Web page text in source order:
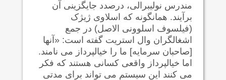
مندرس نولیبرالی، درصدد جایگزینی آن
برآیند. همانگونه که اسلاوی ژیژک
(فیلسوف اسلوونی الاصل) در جمع
اشغالگران وال استریت گفته است: «آنها
[صاحبان سرمایه] ما را خیالپرداز می نامند.
اما خیالپرداز واقعی کسانی هستند که فکر
می کنند این سیستم می تواند برای مدتی